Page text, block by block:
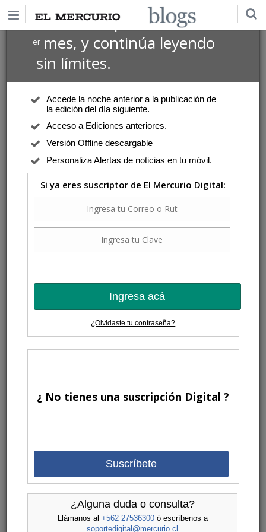
Suscríbete por $1 USD
ermes, y continúa leyendo
sin límites.
Accede la noche anterior a la publicación de
la edición del día siguiente.
Acceso a Ediciones anteriores.
Versión Offline descargable
Personaliza Alertas de noticias en tu móvil.
Si ya eres suscriptor de El Mercurio Digital:
Ingresa acá
¿Olvidaste tu contraseña?
¿ No tienes una suscripción Digital ?
Suscríbete
¿Alguna duda o consulta?
Llámanos al +562 27536300ó escríbenos a
soportedigital@mercurio.cl